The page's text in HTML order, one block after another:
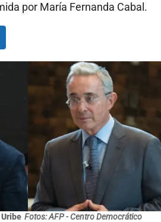
por María Fernanda Cabal.
Fotos: AFP - Centro Democrático